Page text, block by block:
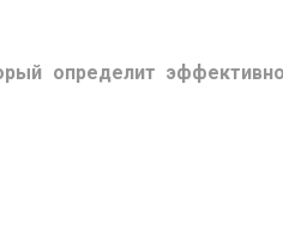
определит